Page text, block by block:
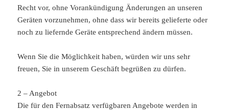
Recht vor, ohne Vorankündigung Änderungen an unseren
Geräten vorzunehmen, ohne dass wir bereits gelieferte oder
noch zu liefernde Geräte entsprechend ändern müssen.
Wenn Sie die Möglichkeit haben, würden wir uns sehr
freuen, Sie in unserem Geschäft begrüßen zu dürfen.
2 – Angebot
Die für den Fernabsatz verfügbaren Angebote werden in